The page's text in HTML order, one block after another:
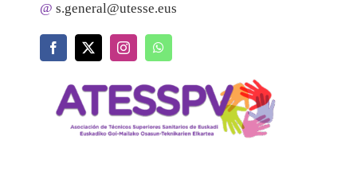
@ s.general@utesse.eus